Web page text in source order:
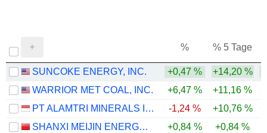
% % 5 Tage
SUNCOKE ENERGY, INC. +0,47 % +14,20 %
WARRIOR MET COAL, INC.
+6,47 % +11,16 %
PT ALAMTRI MINERALS INDONESIA TBK
-1,24 % +10,76 %
SHANXI MEIJIN ENERGY CO.,LTD.
+0,84 % +0,84 %